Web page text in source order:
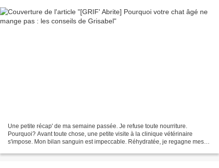
Une petite récap' de ma semaine passée. Je refuse toute nourriture.
Pourquoi? Avant toute chose, une petite visite à la clinique vétérinaire
s'impose. Mon bilan sanguin est impeccable. Réhydratée, je regagne mes